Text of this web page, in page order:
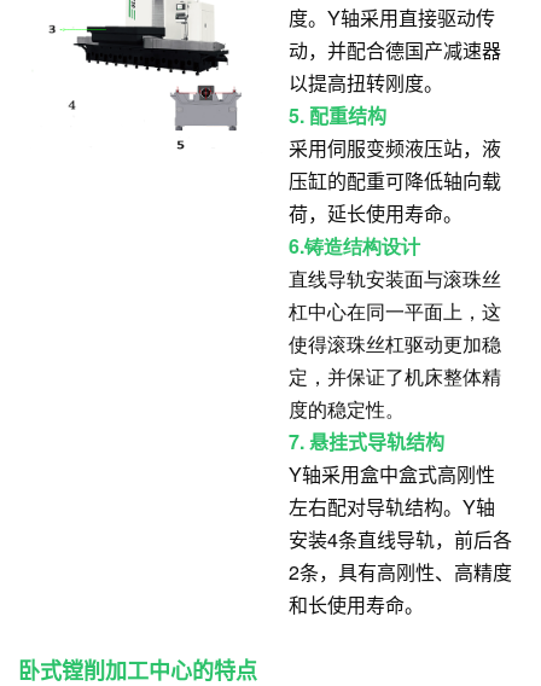
度。Y轴采用直接驱动传
动，并配合德国产减速器
以提高扭转刚度。
5. 配重结构
采用伺服变频液压站，液
压缸的配重可降低轴向载
荷，延长使用寿命。
6.铸造结构设计
直线导轨安装面与滚珠丝
杠中心在同一平面上，这
使得滚珠丝杠驱动更加稳
定，并保证了机床整体精
度的稳定性。
7. 悬挂式导轨结构
Y轴采用盒中盒式高刚性
左右配对导轨结构。Y轴
安装4条直线导轨，前后各
2条，具有高刚性、高精度
和长使用寿命。
卧式镗削加工中心的特点